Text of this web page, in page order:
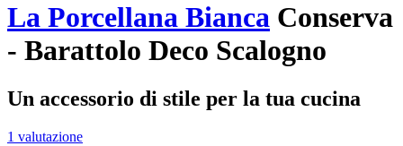
La Porcellana Bianca Conserva
- Barattolo Deco Scalogno
Un accessorio di stile per la tua cucina
1 valutazione